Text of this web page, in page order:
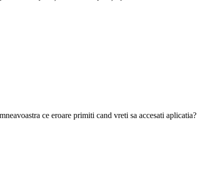
ce eroare primiti cand vreti sa accesati aplicatia?